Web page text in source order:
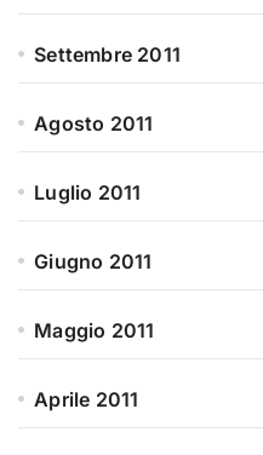
Settembre 2011
Agosto 2011
Luglio 2011
Giugno 2011
Maggio 2011
Aprile 2011